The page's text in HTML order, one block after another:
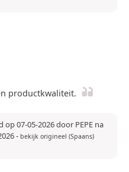
productkwaliteit.
07-05-2026 door PEPE na
- bekijk origineel (Spaans)